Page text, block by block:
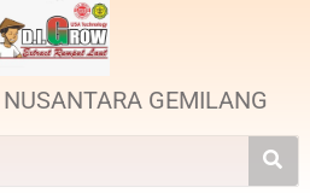
GEMILANG